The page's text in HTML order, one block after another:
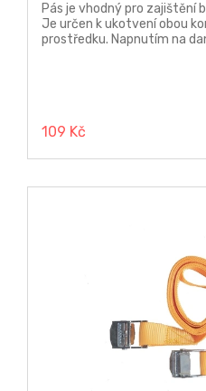
Pás je vhodný pro zajištění
Je určen k ukotvení obou
prostředku. Napnutím na
109 Kč